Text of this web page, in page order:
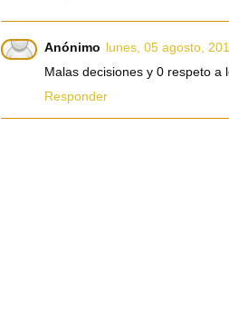
Anónimo lunes, 05 agosto,
Malas decisiones y 0 respeto a
Responder